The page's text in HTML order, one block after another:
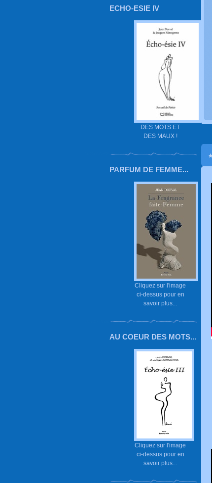
ECHO-ESIE IV
DES MOTS ET
DES MAUX !
PARFUM DE FEMME...
Cliquez sur l'image
ci-dessus pour en
savoir plus...
AU COEUR DES MOTS...
Cliquez sur l'image
ci-dessus pour en
savoir plus...